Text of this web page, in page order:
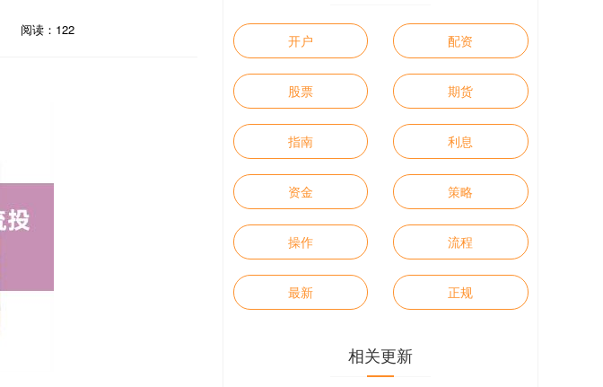
阅读：122
开户 配资
股票 期货
指南 利息
资金 策略
操作 流程
最新 正规
相关更新